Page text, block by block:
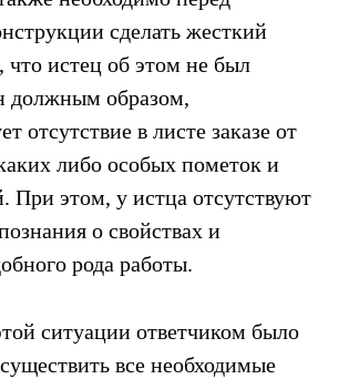
сделать жесткий
что истец об этом не был
должным образом,
отсутствие в листе заказе от
либо особых пометок и
При этом, у истца отсутствуют
о свойствах и
рода работы.
ситуации ответчиком было
все необходимые